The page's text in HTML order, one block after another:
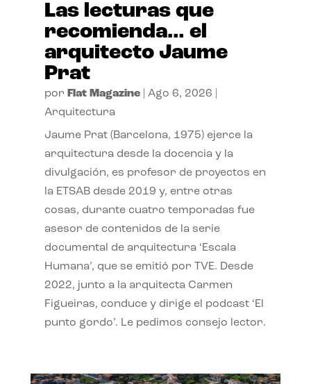
Las lecturas que
recomienda… el
arquitecto Jaume
Prat
por Flat Magazine| Ago 6, 2026
Arquitectura
Jaume Prat (Barcelona, 1975) ejerce la
arquitectura desde la docencia y la
divulgación, es profesor de proyectos en
la ETSAB desde 2019 y, entre otras
cosas, durante cuatro temporadas fue
asesor de contenidos de la serie
documental de arquitectura ‘Escala
Humana’, que se emitió por TVE. Desde
2022, junto a la arquitecta Carmen
Figueiras, conduce y dirige el podcast ‘El
punto gordo’. Le pedimos consejo lector.